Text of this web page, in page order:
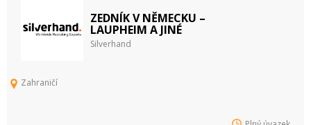
ZEDNÍK V NĚMECKU –
LAUPHEIM A JINÉ
Silverhand
Zahraničí